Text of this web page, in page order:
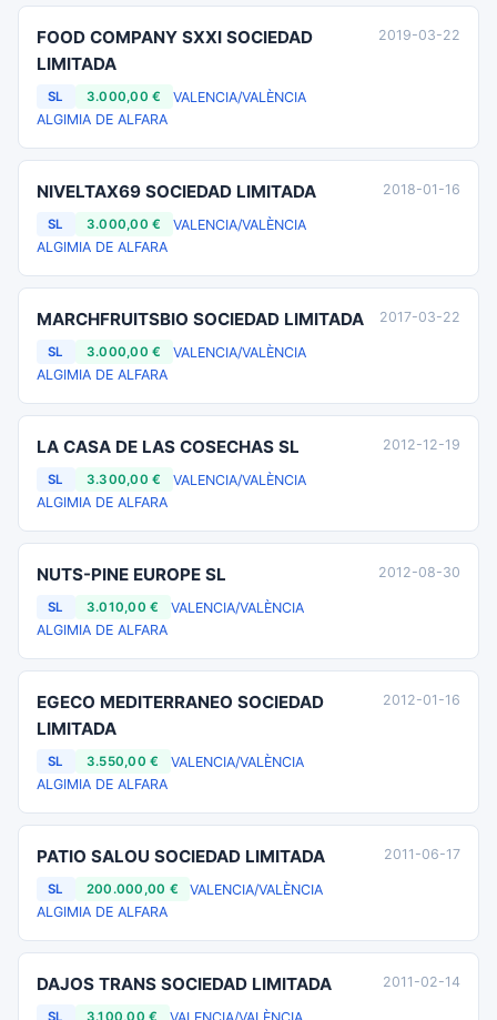
FOOD COMPANY SXXI SOCIEDAD
LIMITADA
SL 3.000,00 €
VALENCIA/VALÈNCIA
ALGIMIA DE ALFARA
2019-03-22
NIVELTAX69 SOCIEDAD LIMITADA
SL 3.000,00 €
VALENCIA/VALÈNCIA
ALGIMIA DE ALFARA
2018-01-16
MARCHFRUITSBIO SOCIEDAD LIMITADA
SL 3.000,00 €
VALENCIA/VALÈNCIA
ALGIMIA DE ALFARA
2017-03-22
LA CASA DE LAS COSECHAS SL
SL 3.300,00 €
VALENCIA/VALÈNCIA
ALGIMIA DE ALFARA
2012-12-19
NUTS-PINE EUROPE SL
SL 3.010,00 €
VALENCIA/VALÈNCIA
ALGIMIA DE ALFARA
2012-08-30
EGECO MEDITERRANEO SOCIEDAD
LIMITADA
SL 3.550,00 €
VALENCIA/VALÈNCIA
ALGIMIA DE ALFARA
2012-01-16
PATIO SALOU SOCIEDAD LIMITADA
SL 200.000,00 €
VALENCIA/VALÈNCIA
ALGIMIA DE ALFARA
2011-06-17
DAJOS TRANS SOCIEDAD LIMITADA
SL 3.100,00 €
VALENCIA/VALÈNCIA
2011-02-14